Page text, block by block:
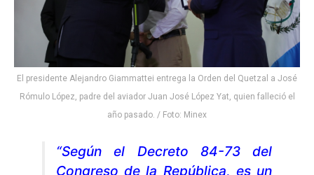
El presidente Alejandro Giammattei entrega la Orden del Quetzal a José
Rómulo López, padre del aviador Juan José López Yat, quien falleció el
año pasado. / Foto: Minex
“Según el Decreto 84-73 del
Congreso de la República, es un